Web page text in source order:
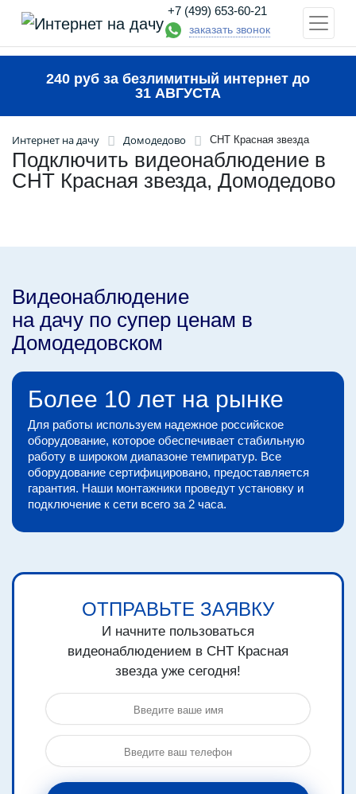
+7 (499) 653-60-21
заказать звонок
240 руб за безлимитный интернет до
31 АВГУСТА
Интернет на дачу Домодедово СНТ Красная звезда
Подключить видеонаблюдение в
СНТ Красная звезда, Домодедово
Видеонаблюдение
на дачу по супер ценам в
Домодедовском
Более 10 лет на рынке
Для работы используем надежное российское
оборудование, которое обеспечивает стабильную
работу в широком диапазоне темпиратур. Все
оборудование сертифицировано, предоставляется
гарантия. Наши монтажники проведут установку и
подключение к сети всего за 2 часа.
ОТПРАВЬТЕ ЗАЯВКУ
И начните пользоваться
видеонаблюдением в СНТ Красная
звезда уже сегодня!